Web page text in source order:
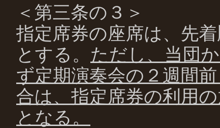
＜第三条の３＞
指定席券の座席は、先
とする。 ただし、当団
ず定期演奏会の２週間
合は、指定席券の利用
となる。